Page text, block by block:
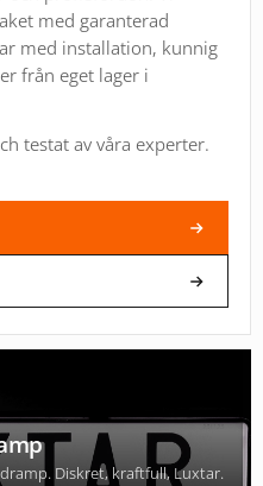
med garanterad
med installation, kunnig
från eget lager i
testat av våra experter.
Diskret, kraftfull, Luxtar.